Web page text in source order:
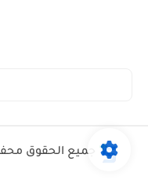
جميع الحقوق